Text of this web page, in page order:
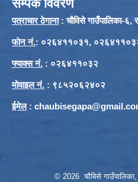
सम्पर्क विवरण
पत्राचार ठेगाना: चौविसे गाउँपालिका-६,
फाेन नं.: ०२६४११०३१,
फ्याक्स नं. : ०२६४११०३२
मोवाइल नं. : ९८५२०६२४०२
ईमेल:
© 2026 चौबिसे गाउँपालिका,